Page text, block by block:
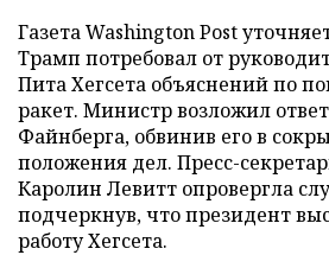
Газета Washington Post
Трамп потребовал от
Пита Хегсета объяснений по
ракет. Министр возложил
Файнберга, обвинив его в
положения дел. Пресс-
Каролин Левитт опровергла
подчеркнув, что президент
работу Хегсета.